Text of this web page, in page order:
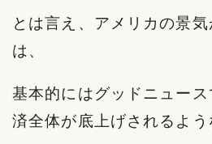
とは言え、アメリカの景
は、
基本的にはグッドニュー
済全体が底上げされるよう